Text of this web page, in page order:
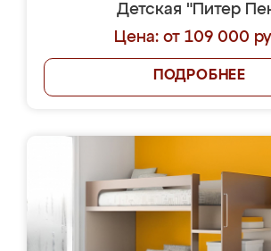
Детская "Питер
Цена: от 109 000
ПОДРОБНЕЕ